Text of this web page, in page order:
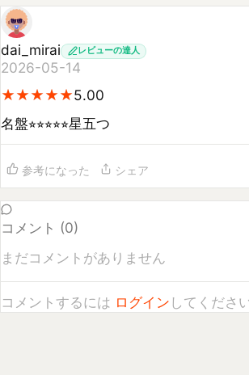
dai_mirai
2026-05-14
★
★★
★★
★★
★★
★5.00
参考になった シェア
コメント (0
まだコメントがありません
コメントするにはログイン してください